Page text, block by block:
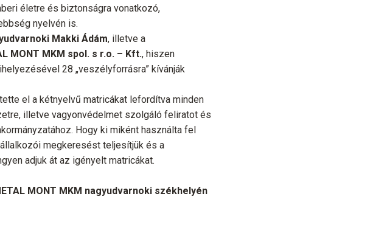
életre és biztonságra vonatkozó,
nyelvén is.
Makki Ádám, illetve a
MONT MKM spol. s r.o. – Kft., hiszen
28 „veszélyforrásra” kívánják
el a kétnyelvű matricákat lefordítva minden
illetve vagyonvédelmet szolgáló feliratot és
Hogy ki miként használta fel
megkeresést teljesítjük és a
adjuk át az igényelt matricákat.
MONT MKM nagyudvarnoki székhelyén